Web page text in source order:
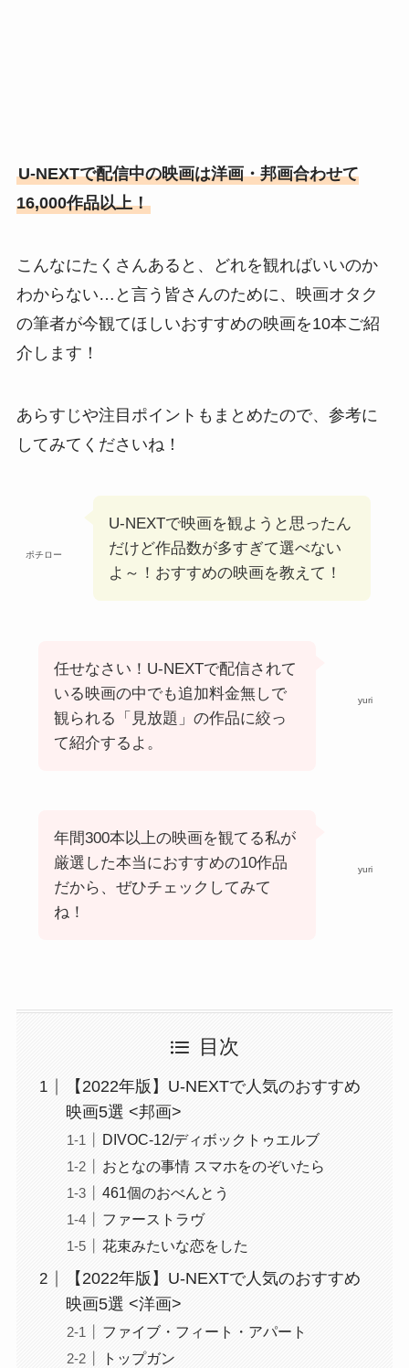
U-NEXTで配信中の映画は洋画・邦画合わせて
16,000作品以上！
こんなにたくさんあると、どれを観ればいいのか
わからない…と言う皆さんのために、映画オタク
の筆者が今観てほしいおすすめの映画を10本ご紹
介します！
あらすじや注目ポイントもまとめたので、参考に
してみてくださいね！
ポチロー
U-NEXTで映画を観ようと思ったん
だけど作品数が多すぎて選べない
よ～！おすすめの映画を教えて！
yuri
任せなさい！U-NEXTで配信されて
いる映画の中でも追加料金無しで
観られる「見放題」の作品に絞っ
て紹介するよ。
yuri
年間300本以上の映画を観てる私が
厳選した本当におすすめの10作品
だから、ぜひチェックしてみて
ね！
目次
【2022年版】U-NEXTで人気のおすすめ
映画5選 <邦画>
DIVOC-12/ディボックトゥエルブ
おとなの事情 スマホをのぞいたら
461個のおべんとう
ファーストラヴ
花束みたいな恋をした
【2022年版】U-NEXTで人気のおすすめ
映画5選 <洋画>
ファイブ・フィート・アパート
トップガン